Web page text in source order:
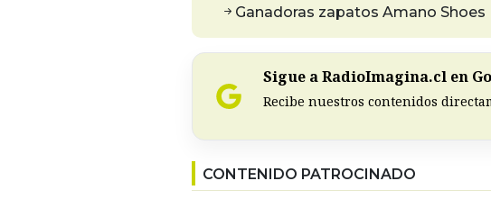
Ganadoras zapatos Amano Shoes
Sigue a RadioImagina.cl en
Recibe nuestros contenidos
CONTENIDO PATROCINADO